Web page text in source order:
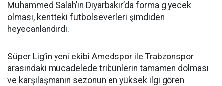
Muhammed Salah’ın Diyarbakır’da forma giyecek
olması, kentteki futbolseverleri şimdiden
heyecanlandırdı.
Süper Lig’in yeni ekibi Amedspor ile Trabzonspor
arasındaki mücadelede tribünlerin tamamen dolması
ve karşılaşmanın sezonun en yüksek ilgi gören